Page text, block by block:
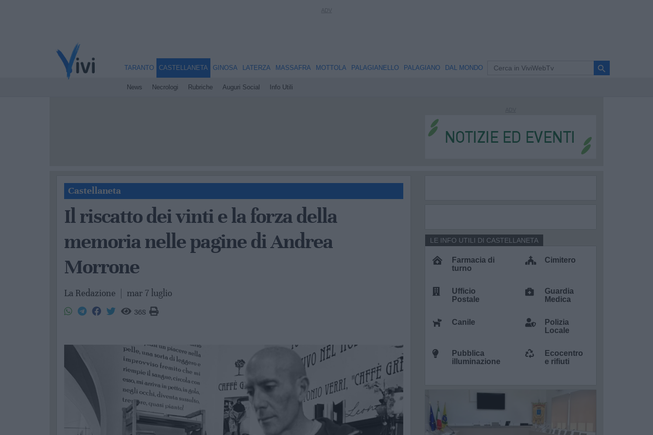
TARANTO CASTELLANETA
News Necrologi Rubriche Auguri Social Info Utili
GINOSA LATERZA MASSAFRA MOTTOLA PALAGIANELLO PALAGIANO DAL MONDO search
Castellaneta
Il riscatto dei vinti e la forza della
memoria nelle pagine di Andrea
Morrone
La Redazione mar 7 luglio
368
Farmacia di
turno
Cimitero
Ufficio
Postale
Guardia
Medica
Canile
Polizia
Locale
Pubblica
illuminazione
Ecocentro
e rifiuti
LE INFO UTILI DI CASTELLANETA